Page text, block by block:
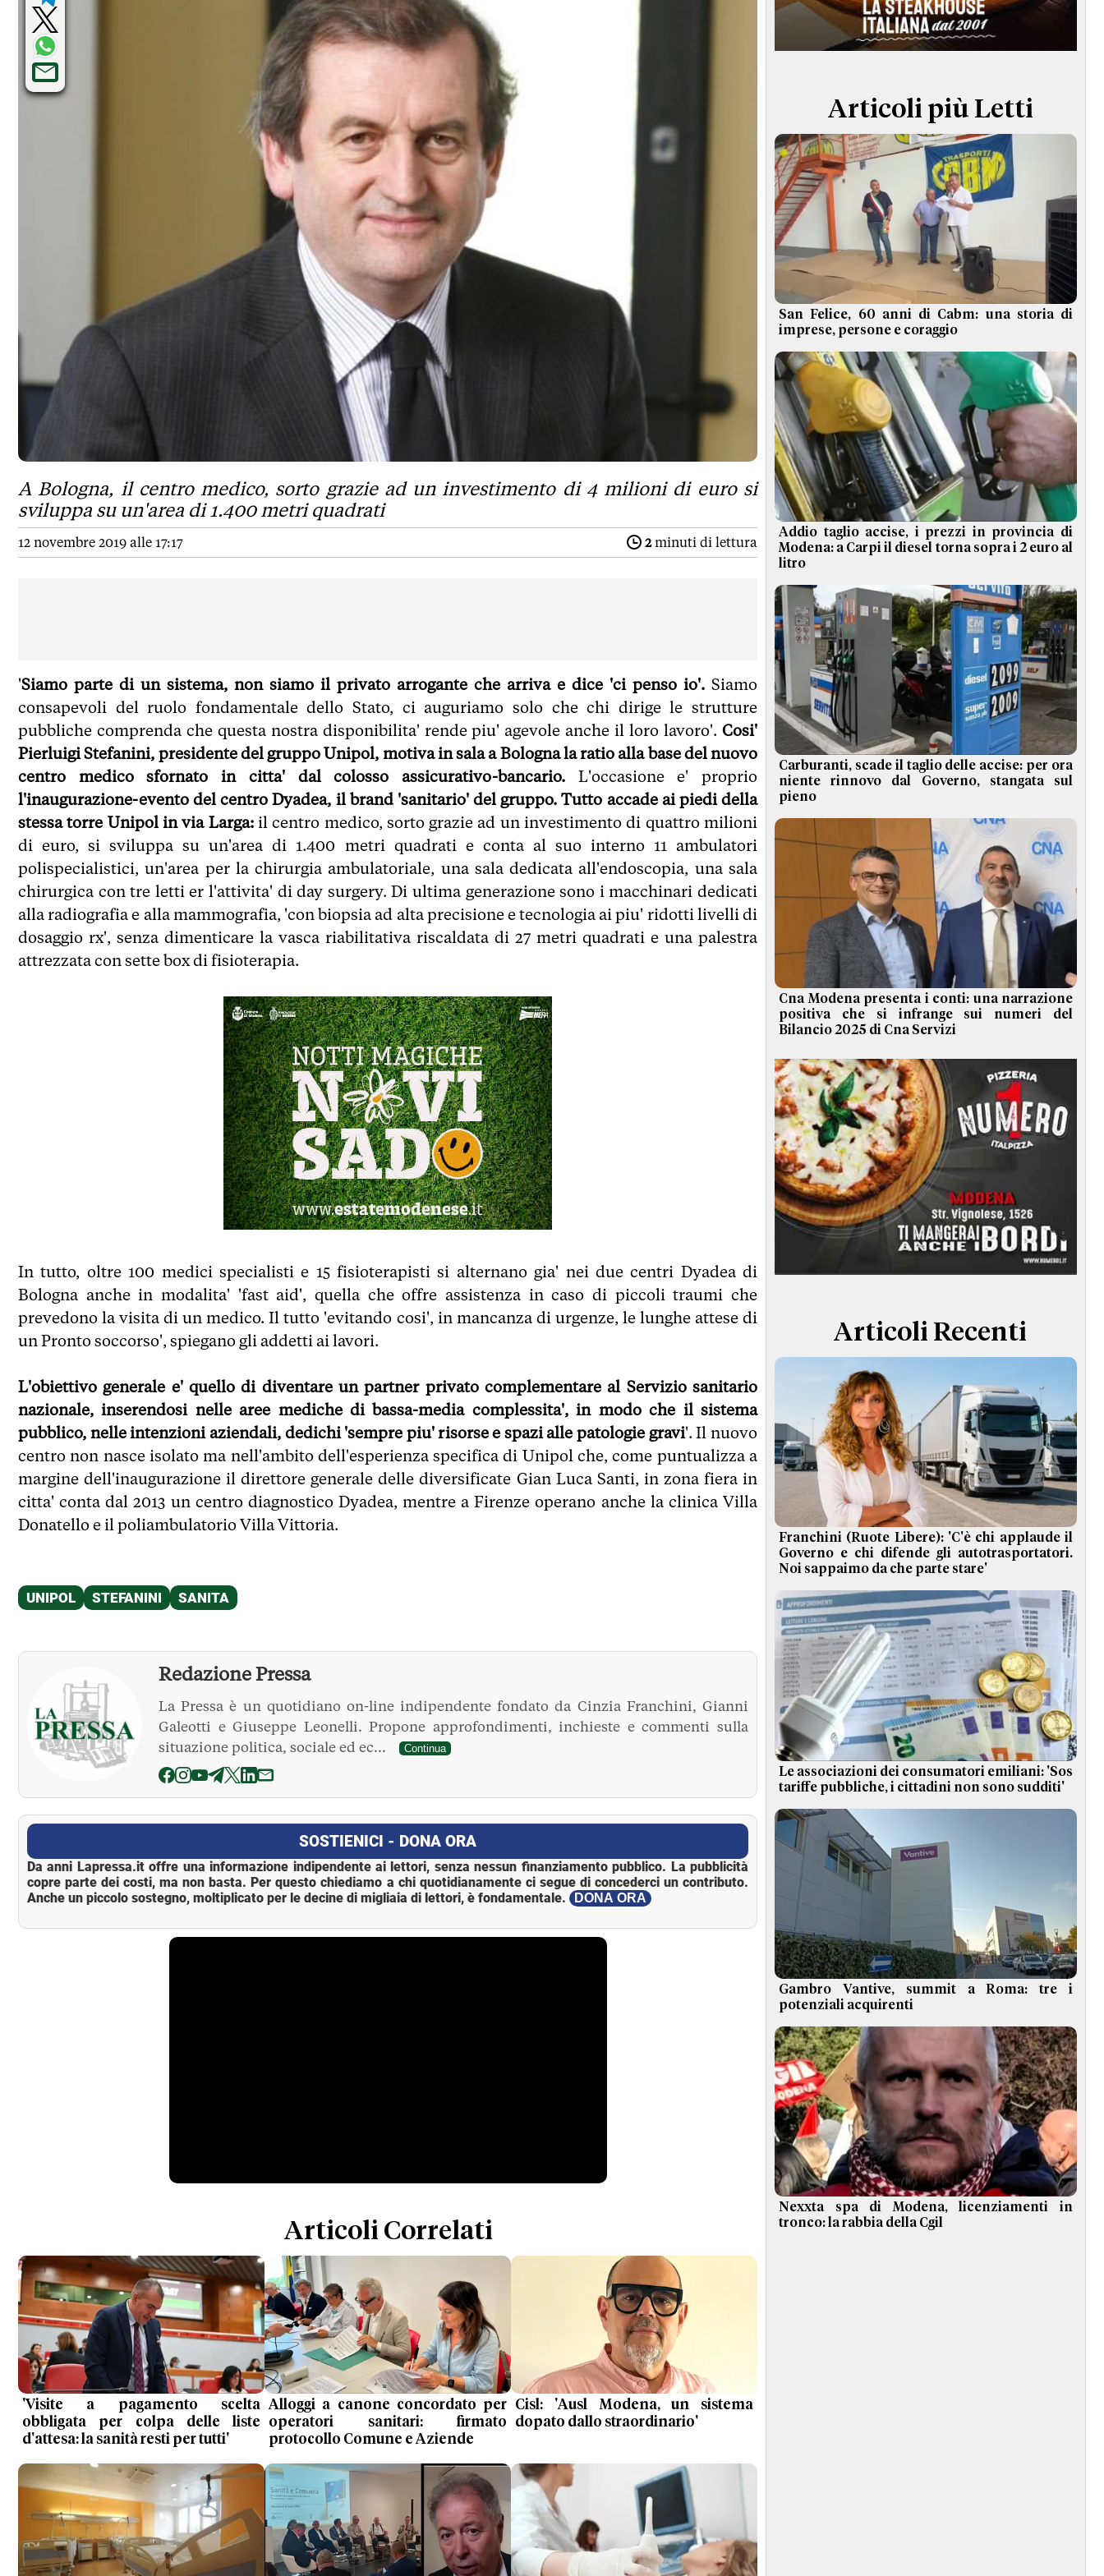
TERMINI e CONDIZIONI
A Bologna, il centro medico, sorto grazie ad un investimento di 4 milioni di euro si
sviluppa su un'area di 1.400 metri quadrati
12 novembre 2019 alle 17:17 2minuti di lettura
'Siamo parte di un sistema, non siamo il privato arrogante che arriva e dice 'ci penso io'. Siamo
consapevoli del ruolo fondamentale dello Stato, ci auguriamo solo che chi dirige le strutture
pubbliche comprenda che questa nostra disponibilita' rende piu' agevole anche il loro lavoro'. Cosi'
Pierluigi Stefanini, presidente del gruppo Unipol, motiva in sala a Bologna la ratio alla base del nuovo
centro medico sfornato in citta' dal colosso assicurativo-bancario.L'occasione e' proprio
l'inaugurazione-evento del centro Dyadea, il brand 'sanitario' del gruppo. Tutto accade ai piedi della
stessa torre Unipol in via Larga:il centro medico, sorto grazie ad un investimento di quattro milioni
di euro, si sviluppa su un'area di 1.400 metri quadrati e conta al suo interno 11 ambulatori
polispecialistici, un'area per la chirurgia ambulatoriale, una sala dedicata all'endoscopia, una sala
chirurgica con tre letti er l'attivita' di day surgery. Di ultima generazione sono i macchinari dedicati
alla radiografia e alla mammografia, 'con biopsia ad alta precisione e tecnologia ai piu' ridotti livelli di
dosaggio rx', senza dimenticare la vasca riabilitativa riscaldata di 27 metri quadrati e una palestra
attrezzata con sette box di fisioterapia.
In tutto, oltre 100 medici specialisti e 15 fisioterapisti si alternano gia' nei due centri Dyadea di
Bologna anche in modalita' 'fast aid', quella che offre assistenza in caso di piccoli traumi che
prevedono la visita di un medico. Il tutto 'evitando cosi', in mancanza di urgenze, le lunghe attese di
un Pronto soccorso', spiegano gli addetti ai lavori.
L'obiettivo generale e' quello di diventare un partner privato complementare al Servizio sanitario
nazionale, inserendosi nelle aree mediche di bassa-media complessita', in modo che il sistema
pubblico, nelle intenzioni aziendali, dedichi 'sempre piu' risorse e spazi alle patologie gravi'. Il nuovo
centro non nasce isolato ma nell'ambito dell'esperienza specifica di Unipol che, come puntualizza a
margine dell'inaugurazione il direttore generale delle diversificate Gian Luca Santi, in zona fiera in
citta' conta dal 2013 un centro diagnostico Dyadea, mentre a Firenze operano anche la clinica Villa
Donatello e il poliambulatorio Villa Vittoria.
Redazione Pressa
La Pressa è un quotidiano on-line indipendente fondato da Cinzia Franchini, Gianni
Galeotti e Giuseppe Leonelli. Propone approfondimenti, inchieste e commenti sulla
situazione politica, sociale ed ec...
Continua
La Pressa
SOSTIENICI - DONA ORA
Da anni Lapressa.it offre una informazione indipendente ai lettori, senza nessun finanziamento pubblico. La pubblicità
copre parte dei costi, ma non basta. Per questo chiediamo a chi quotidianamente ci segue di concederci un contributo.
Anche un piccolo sostegno, moltiplicato per le decine di migliaia di lettori, è fondamentale.
DONA ORA
Articoli Correlati
'Visite a pagamento scelta
obbligata per colpa delle liste
d'attesa: la sanità resti per tutti'
Alloggi a canone concordato per
operatori sanitari: firmato
protocollo Comune e Aziende
Cisl: 'Ausl Modena, un sistema
dopato dallo straordinario'
Articoli più Letti
San Felice, 60 anni di Cabm: una storia di
imprese, persone e coraggio
Addio taglio accise, i prezzi in provincia di
Modena: a Carpi il diesel torna sopra i 2 euro al
litro
Carburanti, scade il taglio delle accise: per ora
niente rinnovo dal Governo, stangata sul
pieno
Cna Modena presenta i conti: una narrazione
positiva che si infrange sui numeri del
Bilancio 2025 di Cna Servizi
Articoli Recenti
Franchini (Ruote Libere): 'C'è chi applaude il
Governo e chi difende gli autotrasportatori.
Noi sappaimo da che parte stare'
Le associazioni dei consumatori emiliani: 'Sos
tariffe pubbliche, i cittadini non sono sudditi'
Gambro Vantive, summit a Roma: tre i
potenziali acquirenti
Nexxta spa di Modena, licenziamenti in
tronco: la rabbia della Cgil